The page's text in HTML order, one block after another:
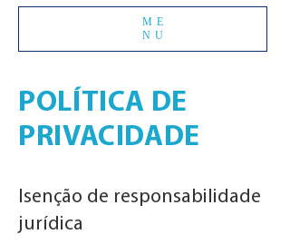
ME
NU
POLÍTICA DE
PRIVACIDADE
Isenção de responsabilidade
jurídica